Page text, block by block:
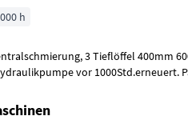
h
3 Tieflöffel 400mm
vor 1000Std.erneuert.